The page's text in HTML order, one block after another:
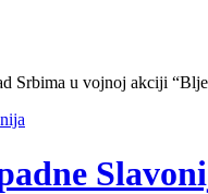
Srbima u vojnoj akciji